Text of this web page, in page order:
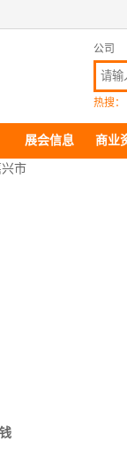
公司
热搜：
展会信息 商业
兴市